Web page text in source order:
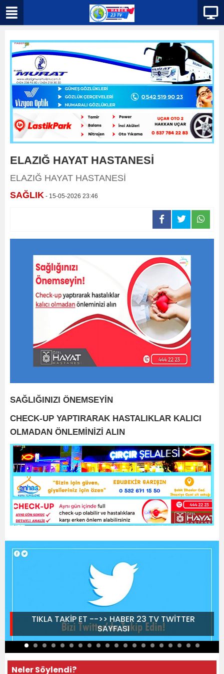
ELAZIĞ HAYAT HASTANESİ
ELAZIĞ HAYAT HASTANESİ
SAĞLIK - 15-05-2026 23:46
SAĞLIĞINIZI ÖNEMSEYİN
CHECK-UP YAPTIRARAK HASTALIKLAR KALICI
OLMADAN ÖNLEMİNİZİ ALIN
TIKLA TAKİP ET -->> HABER 23 TV TWİTTER
SAYFASI
Neler Söylendi?